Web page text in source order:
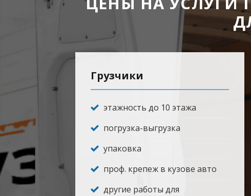
Грузчики
этажность до 10 этажа
погрузка-выгрузка
упаковка
проф. крепеж в кузове авто
другие работы для